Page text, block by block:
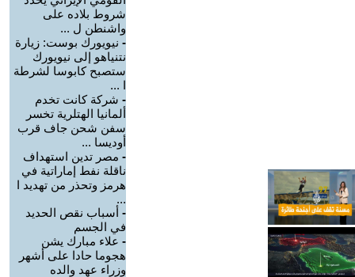
شروط بلاده على
واشنطن ل ...
- نيويورك بوست: زيارة
نتنياهو إلى نيويورك
ستصبح كابوسا لشرطة
ا ...
- شركة كانت تخدم
ألمانيا الهتلرية تخسر
سفن شحن جاف قرب
أوديسا ...
- مصر تدين استهداف
ناقلة نفط إماراتية في
هرمز وتحذر من تهديد ا
...
- أسباب نقص الحديد
في الجسم
- علاء مبارك يشن
هجوما حادا على أشهر
وزراء عهد والده